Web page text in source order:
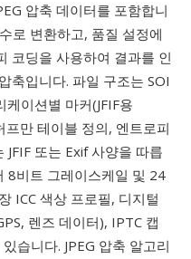
압축 데이터를 포함합니
로 변환하고, 품질 설정에
코딩을 사용하여 결과를 인
축입니다. 파일 구조는 SOI
이션별 마커(JFIF용
만 테이블 정의, 엔트로피
또는 Exif 사양을 따릅
8비트 그레이스케일 및 24
ICC 색상 프로필, 디지털
렌즈 데이터), IPTC 캡
습니다. JPEG 압축 알고리